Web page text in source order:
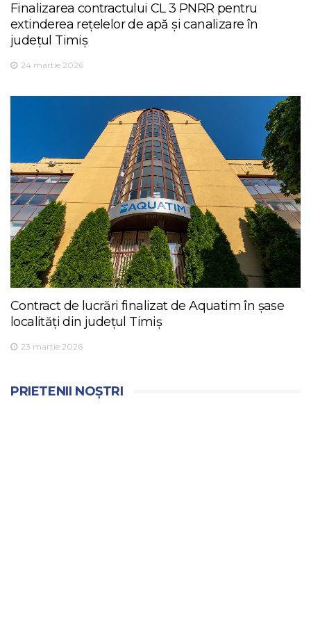
Finalizarea contractului CL 3 PNRR pentru
extinderea rețelelor de apă și canalizare în
județul Timiș
24 martie 2026
Contract de lucrări finalizat de Aquatim în șase
localități din județul Timiș
23 martie 2026
PRIETENII NOȘTRI